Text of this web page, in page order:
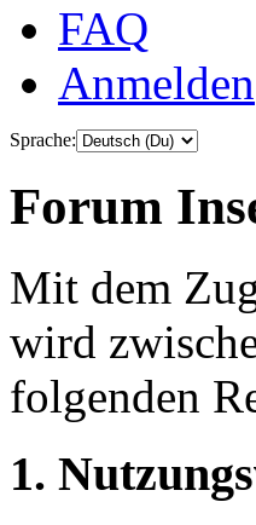
FAQ
Anmelden
Sprache:
Forum
Mit dem
wird
folgenden
1.